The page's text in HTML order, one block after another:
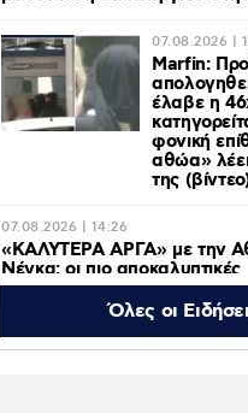
07.08.2026 |
Marfin:
έλαβε η
φονική
αθώα»
της
07.08.2026 | 14:26
«ΚΑΛΥΤΕΡΑ ΑΡΓΑ» με την
Νέγκα: οι πιο αποκαλυπτικές
μεταμεσονύχτιες
επιστρέφουν στο ACTION 24
07.08.2026 | 12:59
Όλες οι